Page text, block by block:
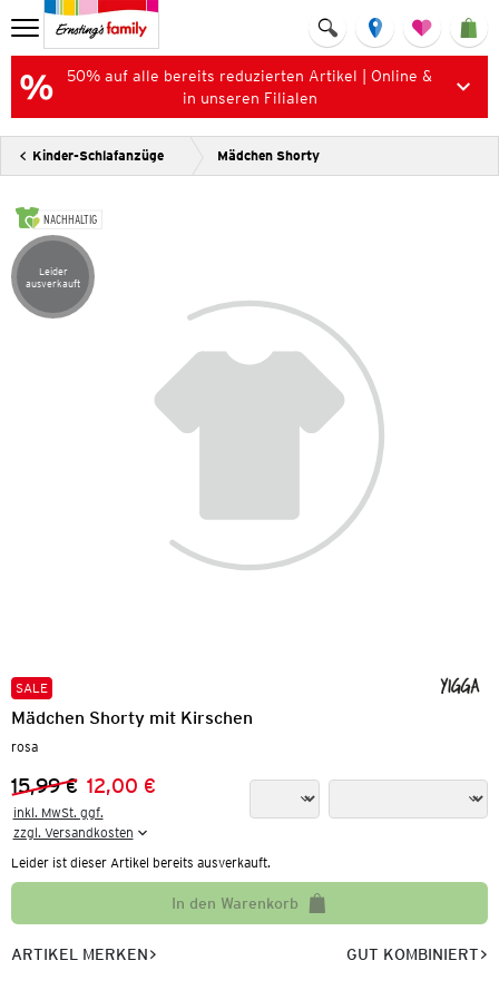
50% auf alle bereits reduzierten Artikel | Online &
in unseren Filialen
Kinder-Schlafanzüge Mädchen Shorty
NACHHALTIG
Artikel leider ausverkauft
Leider
ausverkauft
SALE
Mädchen Shorty mit Kirschen
rosa
Vorheriger Preis:
15,99 €
Neuer Preis:
12,00 €
inkl. MwSt. ggf.
zzgl. Versandkosten
Leider ist dieser Artikel bereits ausverkauft.
In den Warenkorb
ARTIKEL MERKEN GUT KOMBINIERT